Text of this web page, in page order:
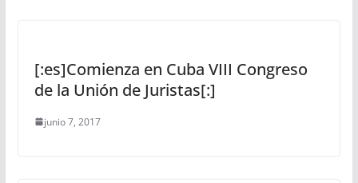
[:es]Comienza en Cuba VIII Congreso
de la Unión de Juristas[:]
junio 7, 2017